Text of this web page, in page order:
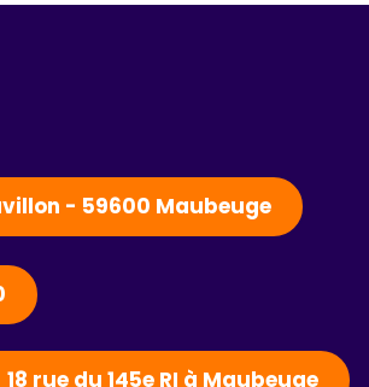
- 59600 Maubeuge
rue du 145e RI à Maubeuge